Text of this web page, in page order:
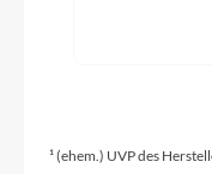
¹ (ehem.) UVP des